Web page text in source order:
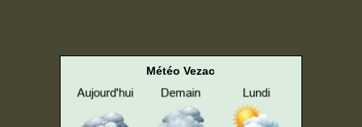
Météo Vezac